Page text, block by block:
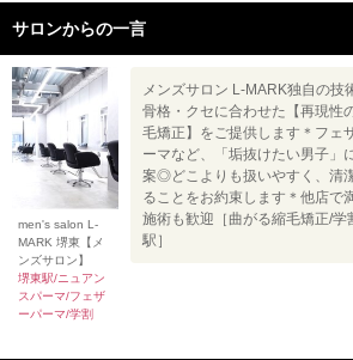
サロンからの一言
men's salon L-
MARK 堺東【メ
ンズサロン】
堺東駅/ニュアン
スパーマ/フェザ
ーパーマ/学割
メンズサロン L-MARK独自の技
骨格・クセに合わせた【再現性
毛矯正】をご提供します＊フェ
ーマなど、「垢抜けたい男子」
案◎どこよりも扱いやすく、清
ることをお約束します＊他店で
施術も歓迎［曲がる縮毛矯正/学
駅］